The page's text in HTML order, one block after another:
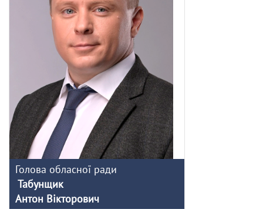
Голова обласної ради
Табунщик
Антон Вікторович